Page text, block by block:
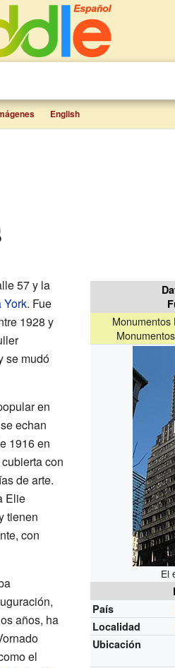
English
Monumentos
El
País
Localidad
Ubicación
57 y la
York. Fue
1928 y
se mudó
en
echan
1916 en
con
de arte.
Elie
tienen
con
años, ha
el